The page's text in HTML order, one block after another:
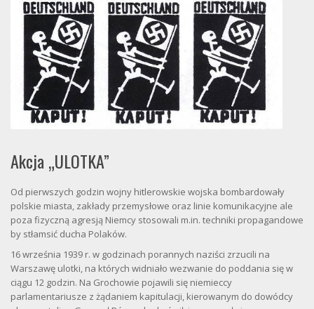
Akcja „ULOTKA”
Od pierwszych godzin wojny hitlerowskie wojska bombardowały
polskie miasta, zakłady przemysłowe oraz linie komunikacyjne ale
poza fizyczną agresją Niemcy stosowali m.in. techniki propagandowe
by stłamsić ducha Polaków.
16 września 1939 r. w godzinach porannych naziści zrzucili na
Warszawę ulotki, na których widniało wezwanie do poddania się w
ciągu 12 godzin. Na Grochowie pojawili się niemieccy
parlamentariusze z żądaniem kapitulacji, kierowanym do dowódcy